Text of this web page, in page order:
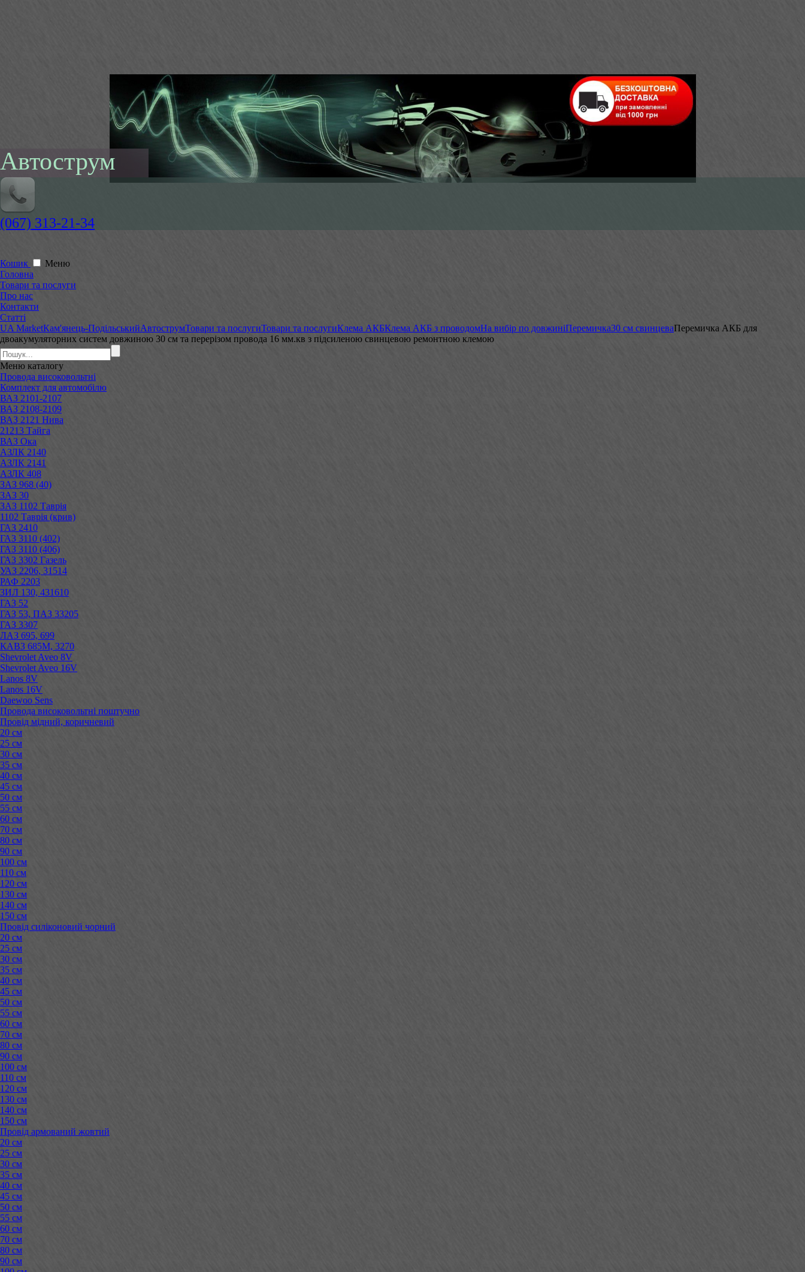
Автострум
(067) 313-21-34
Кошик
Меню
Головна
Товари та послуги
Про нас
Контакти
Статті
UA MarketКам'янець-ПодільськийАвтострумТовари та послугиТовари та послугиКлема АКБКлема АКБ з проводомНа вибір по довжиніПеремичка30 см свинцеваПеремичка АКБ для
двоакумуляторних систем довжиною 30 см та перерізом провода 16 мм.кв з підсиленою свинцевою ремонтною клемою
Меню каталогу
Провода високовольтні
Комплект для автомобілю
ВАЗ 2101-2107
ВАЗ 2108-2109
ВАЗ 2121 Нива
21213 Тайга
ВАЗ Ока
АЗЛК 2140
АЗЛК 2141
АЗЛК 408
ЗАЗ 968 (40)
ЗАЗ 30
ЗАЗ 1102 Таврія
1102 Таврія (крив)
ГАЗ 2410
ГАЗ 3110 (402)
ГАЗ 3110 (406)
ГАЗ 3302 Газель
УАЗ 2206, 31514
РАФ 2203
ЗИЛ 130, 431610
ГАЗ 52
ГАЗ 53, ПАЗ 33205
ГАЗ 3307
ЛАЗ 695, 699
КАВЗ 685М, 3270
Shevrolet Aveo 8V
Shevrolet Aveo 16V
Lanos 8V
Lanos 16V
Daewoo Sens
Провода високовольтні поштучно
Провід мідний, коричневий
20 см
25 см
30 см
35 см
40 см
45 см
50 см
55 см
60 см
70 см
80 см
90 см
100 см
110 см
120 см
130 см
140 см
150 см
Провід силіконовий чорний
20 см
25 см
30 см
35 см
40 см
45 см
50 см
55 см
60 см
70 см
80 см
90 см
100 см
110 см
120 см
130 см
140 см
150 см
Провід армований жовтий
20 см
25 см
30 см
35 см
40 см
45 см
50 см
55 см
60 см
70 см
80 см
90 см